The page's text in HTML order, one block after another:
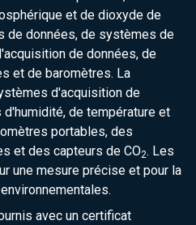
et de dioxyde de
de données, de systèmes de
de données, de
et de baromètres. La
d'acquisition de
de température et
portables, des
et des capteurs de CO2. Les
une mesure précise et pour la
avec un certificat